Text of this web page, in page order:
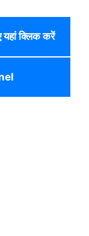
यहां क्लिक करें